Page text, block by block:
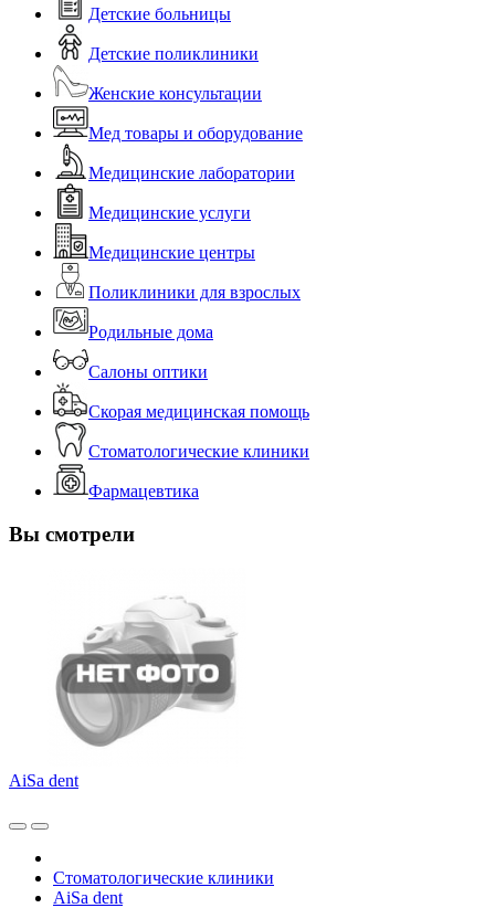
Детские больницы
Детские поликлиники
Женские консультации
Мед товары и оборудование
Медицинские лаборатории
Медицинские услуги
Медицинские центры
Поликлиники для взрослых
Родильные дома
Салоны оптики
Скорая медицинская помощь
Стоматологические клиники
Фармацевтика
Вы смотрели
AiSa dent
Стоматологические клиники
AiSa dent